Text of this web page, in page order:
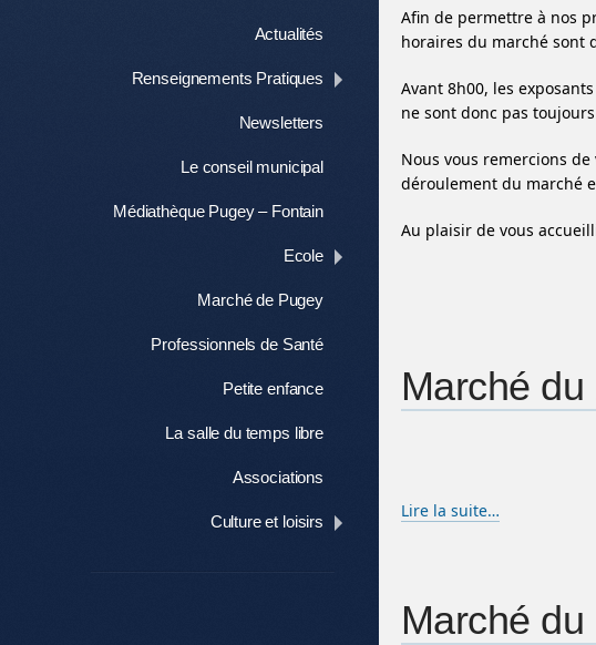
Actualités
Renseignements Pratiques
Newsletters
Le conseil municipal
Médiathèque Pugey – Fontain
Ecole
Marché de Pugey
Professionnels de Santé
Petite enfance
La salle du temps libre
Associations
Culture et loisirs
Afin de permettre à nos
horaires du marché sont
Avant 8h00, les
ne sont donc pas
Nous vous remercions
déroulement du marché
Au plaisir de vous
Marché
Lire la suite…
Marché